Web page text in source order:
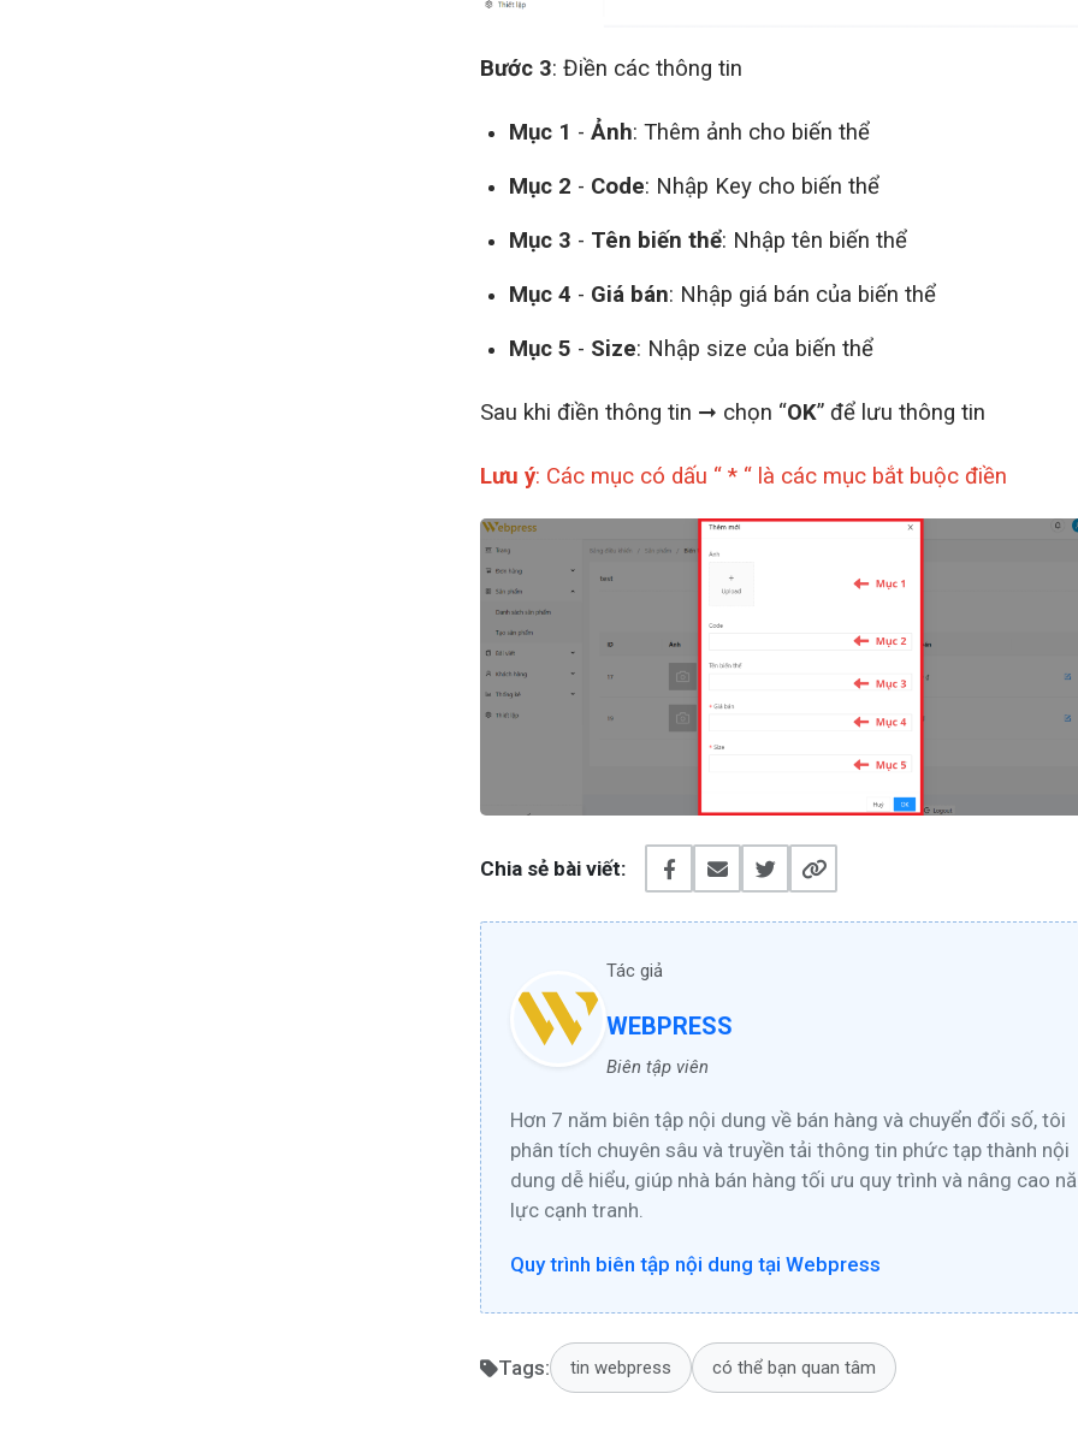
Bước 3: Điền các thông tin
Mục 1 - Ảnh: Thêm ảnh cho biến thể
Mục 2 - Code: Nhập Key cho biến thể
Mục 3 - Tên biến thể: Nhập tên biến thể
Mục 4 - Giá bán: Nhập giá bán của biến thể
Mục 5 - Size: Nhập size của biến thể
Sau khi điền thông tin ➞ chọn “OK” để lưu thông tin
Lưu ý: Các mục có dấu “ * “ là các mục bắt buộc điền
Chia sẻ bài viết:
Tác giả
WEBPRESS
Biên tập viên
Hơn 7 năm biên tập nội dung về bán hàng và chuyển đổi số, tôi
phân tích chuyên sâu và truyền tải thông tin phức tạp thành nội
dung dễ hiểu, giúp nhà bán hàng tối ưu quy trình và nâng cao
lực cạnh tranh.
Quy trình biên tập nội dung tại Webpress
Tags: tin webpress có thể bạn quan tâm